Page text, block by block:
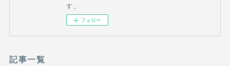
す。
フォロー
記事一覧